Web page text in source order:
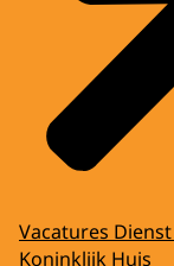
Vacatures
Koninklijk Huis